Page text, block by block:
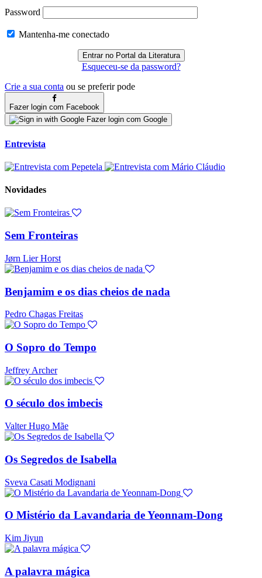
Password
Mantenha-me conectado
Esqueceu-se da password?
Crie a sua conta ou se preferir pode
Fazer login com Facebook
Fazer login com Google
Entrevista
Novidades
Sem Fronteiras
Jørn Lier Horst
Benjamim e os dias cheios de nada
Pedro Chagas Freitas
O Sopro do Tempo
Jeffrey Archer
O século dos imbecis
Valter Hugo Mãe
Os Segredos de Isabella
Sveva Casati Modignani
O Mistério da Lavandaria de Yeonnam-Dong
Kim Jiyun
A palavra mágica